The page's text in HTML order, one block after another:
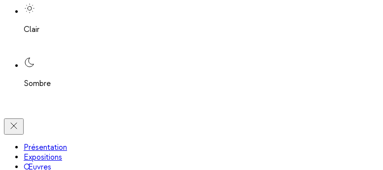
Clair
Sombre
Présentation
Expositions
Œuvres